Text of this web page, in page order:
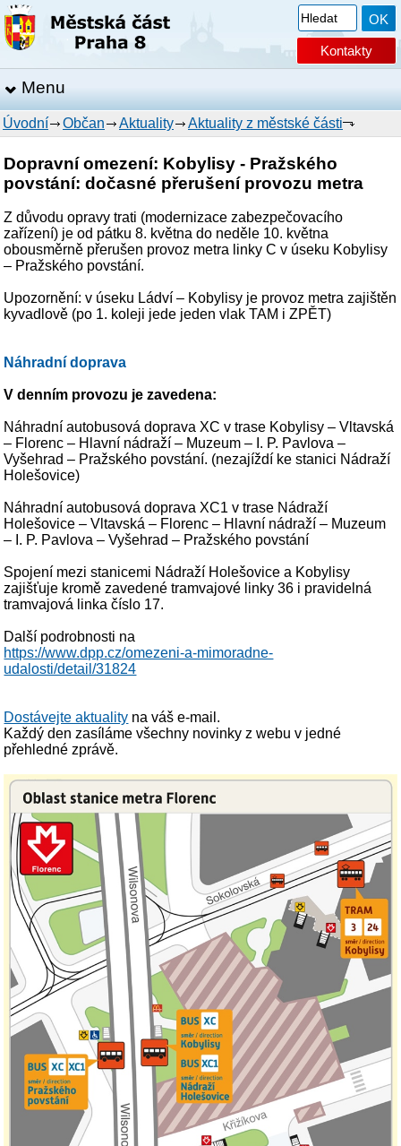
Kontakty
Menu
Úvodní Občan Aktuality Aktuality z městské části
Dopravní omezení: Kobylisy - Pražského
povstání: dočasné přerušení provozu metra
Z důvodu opravy trati (modernizace zabezpečovacího
zařízení) je od pátku 8. května do neděle 10. května
obousměrně přerušen provoz metra linky C v úseku Kobylisy
– Pražského povstání.
Upozornění: v úseku Ládví – Kobylisy je provoz metra zajištěn
kyvadlově (po 1. koleji jede jeden vlak TAM i ZPĚT)
Náhradní doprava
V denním provozu je zavedena:
Náhradní autobusová doprava XC v trase Kobylisy – Vltavská
– Florenc – Hlavní nádraží – Muzeum – I. P. Pavlova –
Vyšehrad – Pražského povstání. (nezajíždí ke stanici Nádraží
Holešovice)
Náhradní autobusová doprava XC1 v trase Nádraží
Holešovice – Vltavská – Florenc – Hlavní nádraží – Muzeum
– I. P. Pavlova – Vyšehrad – Pražského povstání
Spojení mezi stanicemi Nádraží Holešovice a Kobylisy
zajišťuje kromě zavedené tramvajové linky 36 i pravidelná
tramvajová linka číslo 17.
Další podrobnosti na
https://www.dpp.cz/omezeni-a-mimoradne-
udalosti/detail/31824
Dostávejte aktuality na váš e-mail.
Každý den zasíláme všechny novinky z webu v jedné
přehledné zprávě.